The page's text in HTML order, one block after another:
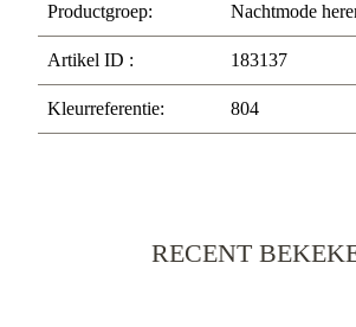
Productgroep: Nachtmode
Artikel ID : 183137
Kleurreferentie: 804
RECENT